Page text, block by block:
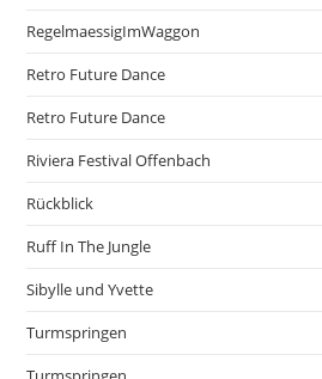
RegelmaessigImWaggon
Retro Future Dance
Retro Future Dance
Riviera Festival Offenbach
Rückblick
Ruff In The Jungle
Sibylle und Yvette
Turmspringen